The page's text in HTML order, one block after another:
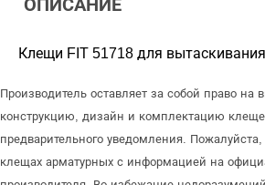
ОПИСАНИЕ
Клещи FIT 51718 для
Производитель оставляет за собой право на
конструкцию, дизайн и комплектацию
предварительного уведомления.
клещах арматурных с информацией на